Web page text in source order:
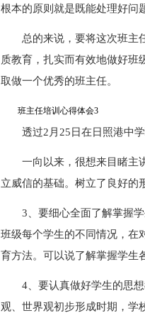
根本的原则就是既能处理好问
总的来说，要将这次班主
质教育，扎实而有效地做好班
取做一个优秀的班主任。
班主任培训心得体会3
透过2月25日在日照港中
一向以来，很想来目睹主
立威信的基础。树立了良好的
3、要细心全面了解掌握
班级每个学生的不同情况，在
育方法。可以说了解掌握学生
4、要认真做好学生的思
观、世界观初步形成时期，学